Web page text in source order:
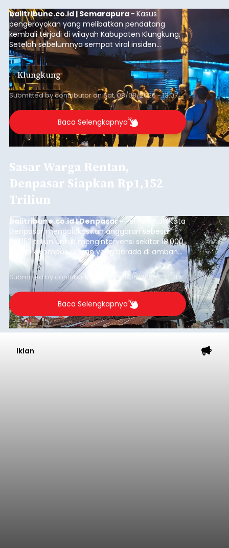
balitribune.co.id | Semarapura -Kasus
pengeroyokan yang melibatkan pendatang
kembali terjadi di wilayah Kabupaten Klungkung.
Setelah sebelumnya sempat viral insiden
keributan di barat Pasar Galiran, peristiwa serupa
kini menimpa seorang pemuda asal Kabupaten
Sumba Barat Daya (SBD), Nusa Tenggara Timur
(NTT).
Klungkung
Submitted bycontributoronSat, 08/08/2026 - 13:07
Baca Selengkapnya
Sasar Warga Rentan,
Denpasar Siapkan Rp1,152
Triliun
balitribune.co.id I Denpasar - Pemerintah Kota
Denpasar mengalokasikan anggaran sebesar
Rp1,152 triliun untuk mengintervensi sekitar 18.000
warga kelompok rentan yang berada di ambang
garis kemiskinan. Langkah strategis ini diambil
guna menjaga masyarakat yang berada pada
kelompok desil 5 dan 6 tersebut agar tidak
merosot ke kategori miskin.
Submitted by contributor Thu, 08/06/2026 - 21:31
Baca Selengkapnya
Iklan